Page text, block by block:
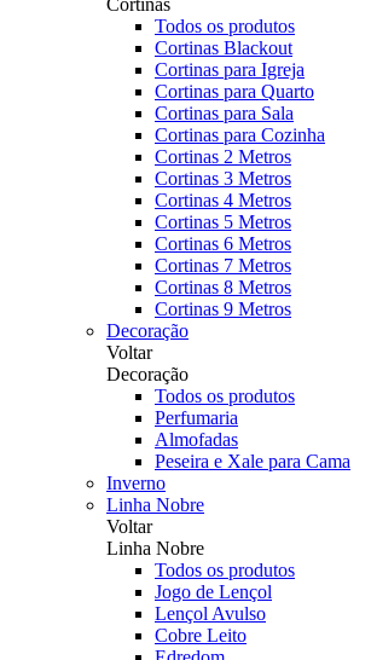
Cortinas
Todos os produtos
Cortinas Blackout
Cortinas para Igreja
Cortinas para Quarto
Cortinas para Sala
Cortinas para Cozinha
Cortinas 2 Metros
Cortinas 3 Metros
Cortinas 4 Metros
Cortinas 5 Metros
Cortinas 6 Metros
Cortinas 7 Metros
Cortinas 8 Metros
Cortinas 9 Metros
Decoração
Voltar
Decoração
Todos os produtos
Perfumaria
Almofadas
Peseira e Xale para Cama
Inverno
Linha Nobre
Voltar
Linha Nobre
Todos os produtos
Jogo de Lençol
Lençol Avulso
Cobre Leito